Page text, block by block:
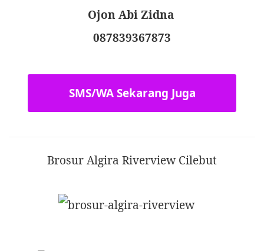
Ojon Abi Zidna
087839367873
SMS/WA Sekarang Juga
Brosur Algira Riverview Cilebut